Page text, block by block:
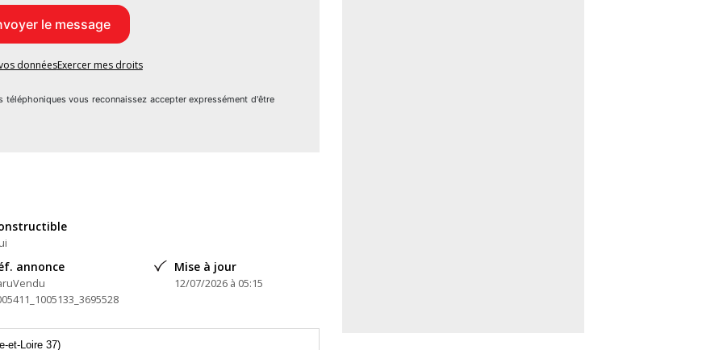
donnéesExercer mes droits
vous reconnaissez accepter expressément d'être
annonce Mise à jour
12/07/2026 à 05:15
et-Loire 37)